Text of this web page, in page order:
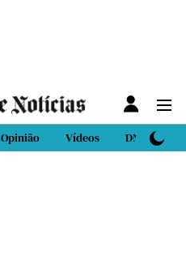
Opinião Vídeos DN Sport